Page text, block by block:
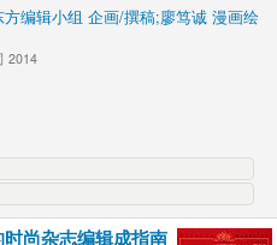
编辑小组 企画/撰稿;廖笃诚 漫画绘
2014
尚杂志编辑成指南